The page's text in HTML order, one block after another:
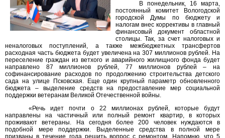
В понедельник, 16 марта,
постоянный комитет Вологодской
городской Думы по бюджету и
налогам внес коррективы в главный
финансовый документ областной
столицы. Так, за счет налоговых и
неналоговых поступлений, а также межбюджетных трансфертов
расходная часть бюджета будет увеличена на 307 миллионов рублей. На
переселение граждан из ветхого и аварийного жилищного фонда будет
направлено 87 миллионов рублей, 77 миллионов рублей – на
софинансирование расходов по продолжению строительства детского
сада на улице Псковская. Еще один крупный параметр обновленного
бюджета – выделение средств на предоставление мер социальной
поддержки ветеранам Великой Отечественной войны.
«Речь идет почти о 22 миллионах рублей, которые будут
направлены на частичный или полный ремонт квартир, в которых
проживают ветераны. На сегодня более 200 человек нуждаются в
подобной мере поддержки. Выделенные средства в полной мере
призваны в течение года решить вопрос с ремонтом. Напомню, что 5